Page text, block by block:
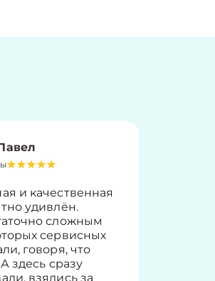
и качественная
удивлён.
сложным
сервисных
говоря, что
здесь сразу
взялись за